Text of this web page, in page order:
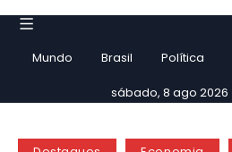
Mundo Brasil Política
sábado, 8 ago 2026